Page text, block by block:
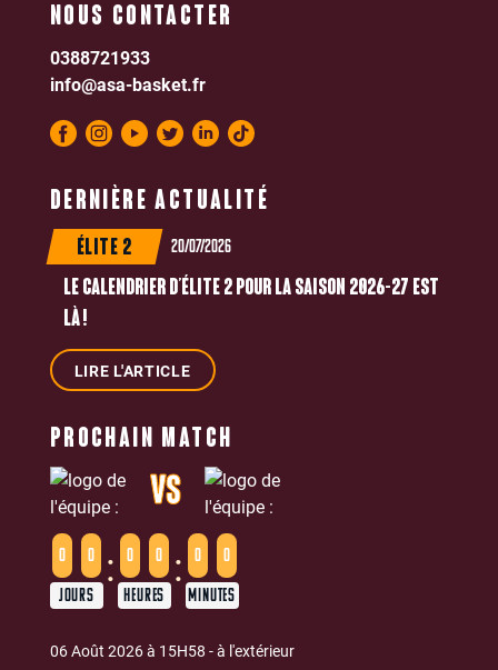
DERNIÈRE ACTUALITÉ
ÉLITE 2 20/07/2026
LE CALENDRIER D’ÉLITE 2 POUR LA SAISON 2026-27 EST
LÀ !
LIRE L'ARTICLE
NOUS CONTACTER
0388721933
info@asa-basket.fr
PROCHAIN MATCH
0 0
JOURS
: 0 0
HEURES
: 0 0
MINUTES
VS
06 Août 2026 à 15H58 - à l'extérieur